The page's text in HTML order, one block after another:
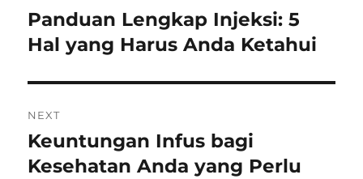
navigation
Previous
post:
Panduan Lengkap Injeksi: 5
Hal yang Harus Anda Ketahui
NEXT
Next
post:
Keuntungan Infus bagi
Kesehatan Anda yang Perlu